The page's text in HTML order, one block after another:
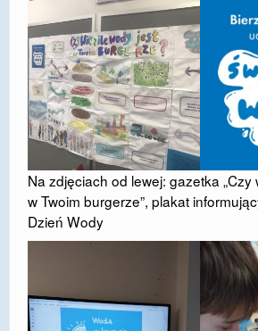
mLegitymacja
Na zdjęciach od lewej: gazetka „Czy
w Twoim burgerze”, plakat
Dzień Wody